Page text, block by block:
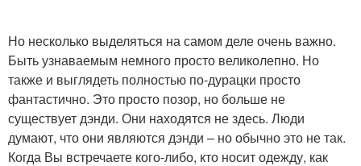
Но несколько выделяться на самом деле очень важно.
Быть узнаваемым немного просто великолепно. Но
также и выглядеть полностью по-дурацки просто
фантастично. Это просто позор, но больше не
существует дэнди. Они находятся не здесь. Люди
думают, что они являются дэнди – но обычно это не так.
Когда Вы встречаете кого-либо, кто носит одежду, как